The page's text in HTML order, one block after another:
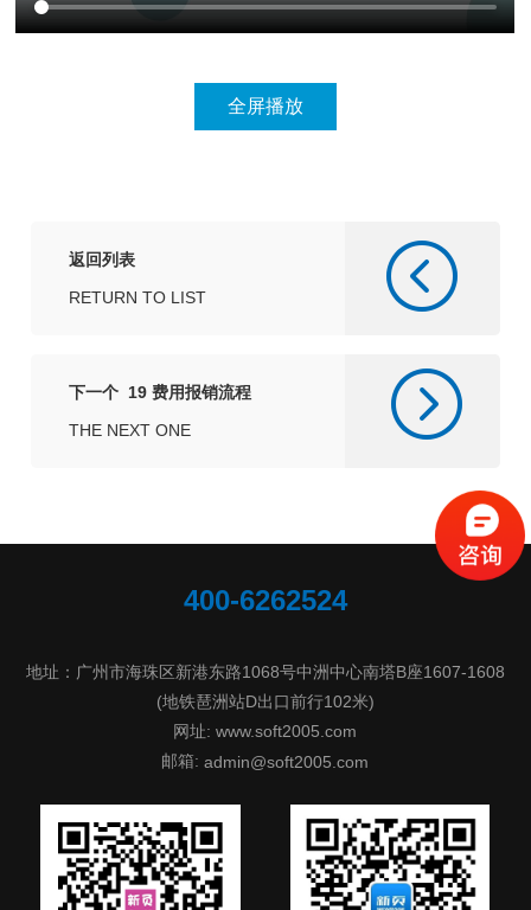
返回列表
RETURN TO LIST
下一个 19 费用报销流程
THE NEXT ONE
400-6262524
地址：广州市海珠区新港东路1068号中洲中心南塔B座1607-1608
(地铁琶洲站D出口前行102米)
网址: www.soft2005.com
邮箱:admin@soft2005.com